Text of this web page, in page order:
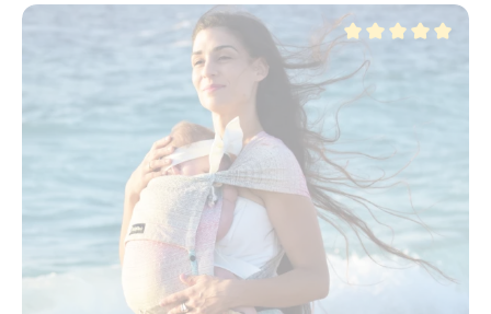
Valutazione media